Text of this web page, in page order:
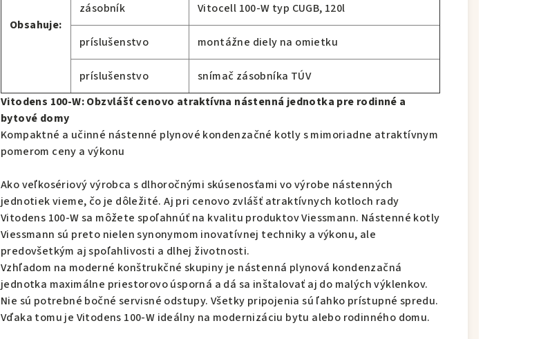
Obsahuje:
zásobník Vitocell 100-W typ CUGB, 120l
príslušenstvo montážne diely na omietku
príslušenstvo
snímač zásobníka TÚV
Vitodens 100-W: Obzvlášť cenovo atraktívna nástenná jednotka pre rodinné a
bytové domy
Kompaktné a učinné nástenné plynové kondenzačné kotly s mimoriadne atraktívnym
pomerom ceny a výkonu
Ako veľkosériový výrobca s dlhoročnými skúsenosťami vo výrobe nástenných
jednotiek vieme, čo je dôležité. Aj pri cenovo zvlášť atraktívnych kotloch rady
Vitodens 100-W sa môžete spoľahnúť na kvalitu produktov Viessmann. Nástenné kotly
Viessmann sú preto nielen synonymom inovatívnej techniky a výkonu, ale
predovšetkým aj spoľahlivosti a dlhej životnosti.
Vzhľadom na moderné konštrukčné skupiny je nástenná plynová kondenzačná
jednotka maximálne priestorovo úsporná a dá sa inštalovať aj do malých výklenkov.
Nie sú potrebné bočné servisné odstupy. Všetky pripojenia sú ľahko prístupné spredu.
Vďaka tomu je Vitodens 100-W ideálny na modernizáciu bytu alebo rodinného domu.